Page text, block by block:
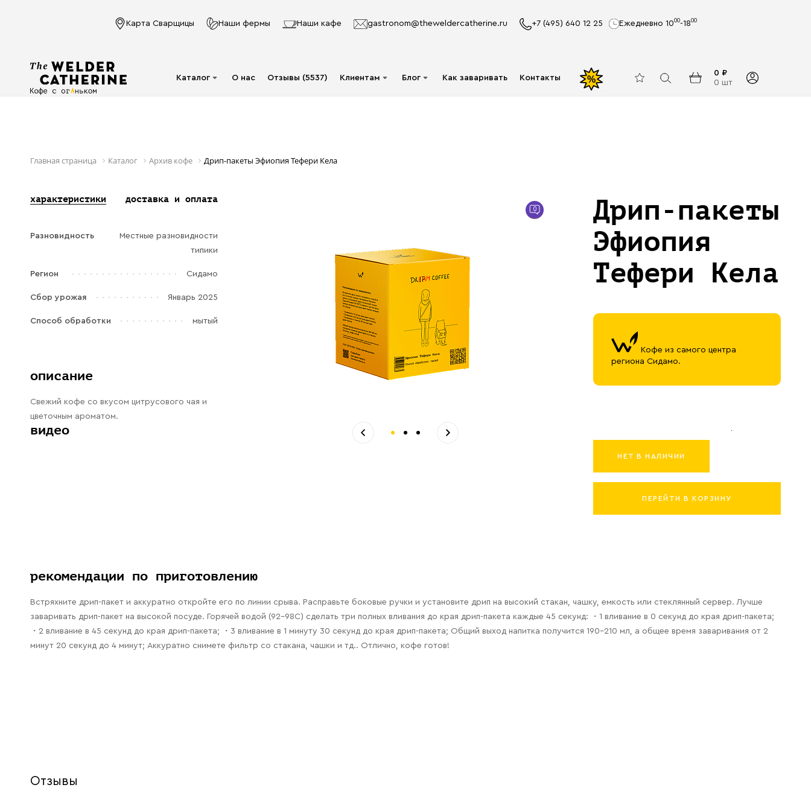
Карта Сварщицы Наши фермы Наши кафе gastronom@theweldercatherine.ru +7 (495) 640 12 25 Ежедневно 1000-1800
Каталог
Для фильтра
Аксессуары
пакете
(растворимый кофе)
О нас Отзывы (5537) Клиентам Блог Как заваривать Контакты %
0 ₽
0 шт
Главная страница Каталог Архив кофе Дрип-пакеты Эфиопия Тефери Кела
характеристики доставка и оплата
Разновидность
Местные разновидности
типики
Регион Сидамо
Сбор урожая Январь 2025
Способ обработки мытый
описание
Свежий кофе со вкусом цитрусового чая и
цветочным ароматом.
видео
0
Дрип-пакеты
Эфиопия
Тефери Кела
Кофе из самого центра
региона Сидамо.
НЕТ В НАЛИЧИИ
ПЕРЕЙТИ В КОРЗИНУ
рекомендации по приготовлению
Встряхните дрип-пакет и аккуратно откройте его по линии срыва. Расправьте боковые ручки и установите дрип на высокий стакан, чашку, емкость или стеклянный сервер. Лучше
заваривать дрип-пакет на высокой посуде. Горячей водой (92-98С) сделать три полных вливания до края дрип-пакета каждые 45 секунд: ・1 вливание в 0 секунд до края дрип-пакета;
・2 вливание в 45 секунд до края дрип-пакета; ・3 вливание в 1 минуту 30 секунд до края дрип-пакета; Общий выход напитка получится 190-210 мл, а общее время заваривания от 2
минут 20 секунд до 4 минут; Аккуратно снимете фильтр со стакана, чашки и тд.. Отлично, кофе готов!
Отзывы